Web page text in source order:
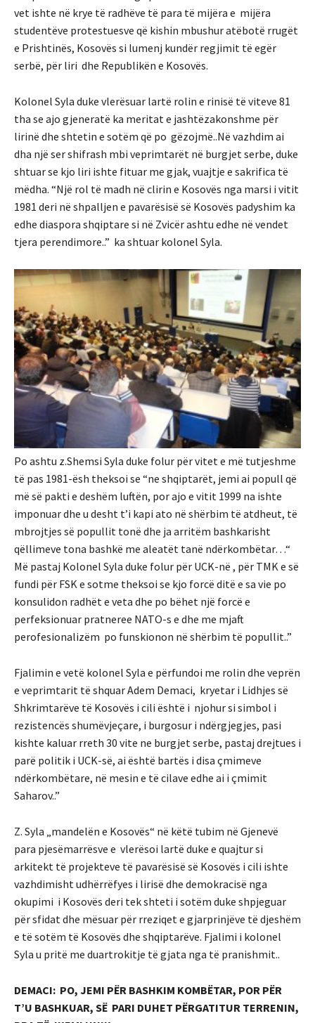
vet ishte në krye të radhëve të para të mijëra e mijëra
studentëve protestuesve që kishin mbushur atëbotë rrugët
e Prishtinës, Kosovës si lumenj kundër regjimit të egër
serbë, për liri dhe Republikën e Kosovës.
Kolonel Syla duke vlerësuar lartë rolin e rinisë të viteve 81
tha se ajo gjeneratë ka meritat e jashtëzakonshme për
lirinë dhe shtetin e sotëm që po gëzojmë..Në vazhdim ai
dha një ser shifrash mbi veprimtarët në burgjet serbe, duke
shtuar se kjo liri ishte fituar me gjak, vuajtje e sakrifica të
mëdha. “Një rol të madh në clirin e Kosovës nga marsi i vitit
1981 deri në shpalljen e pavarësisë së Kosovës padyshim ka
edhe diaspora shqiptare si në Zvicër ashtu edhe në vendet
tjera perendimore..” ka shtuar kolonel Syla.
Po ashtu z.Shemsi Syla duke folur për vitet e më tutjeshme
të pas 1981-ësh theksoi se “ne shqiptarët, jemi ai popull që
më së pakti e deshëm luftën, por ajo e vitit 1999 na ishte
imponuar dhe u desht t’i kapi ato në shërbim të atdheut, të
mbrojtjes së popullit tonë dhe ja arritëm bashkarisht
qëllimeve tona bashkë me aleatët tanë ndërkombëtar…“
Më pastaj Kolonel Syla duke folur për UCK-në , për TMK e së
fundi për FSK e sotme theksoi se kjo forcë ditë e sa vie po
konsulidon radhët e veta dhe po bëhet një forcë e
perfeksionuar pratneree NATO-s e dhe me mjaft
perofesionalizëm po funskionon në shërbim të popullit..”
Fjalimin e vetë kolonel Syla e përfundoi me rolin dhe veprën
e veprimtarit të shquar Adem Demaci, kryetar i Lidhjes së
Shkrimtarëve të Kosovës i cili është i njohur si simbol i
rezistencës shumëvjeçare, i burgosur i ndërgjegjes, pasi
kishte kaluar rreth 30 vite ne burgjet serbe, pastaj drejtues i
parë politik i UCK-së, ai është bartës i disa çmimeve
ndërkombëtare, në mesin e të cilave edhe ai i çmimit
Saharov..”
Z. Syla „mandelën e Kosovës“ në këtë tubim në Gjenevë
para pjesëmarrësve e vlerësoi lartë duke e quajtur si
arkitekt të projekteve të pavarësisë së Kosovës i cili ishte
vazhdimisht udhërrëfyes i lirisë dhe demokracisë nga
okupimi i Kosovës deri tek shteti i sotëm duke shpjeguar
për sfidat dhe mësuar për rreziqet e gjarprinjëve të djeshëm
e të sotëm të Kosovës dhe shqiptarëve. Fjalimi i kolonel
Syla u pritë me duartrokitje të gjata nga të pranishmit..
DEMACI: PO, JEMI PËR BASHKIM KOMBËTAR, POR PËR
T’U BASHKUAR, SË PARI DUHET PËRGATITUR TERRENIN,